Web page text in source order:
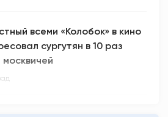
всеми «Колобок» в кино
сургутян в 10 раз